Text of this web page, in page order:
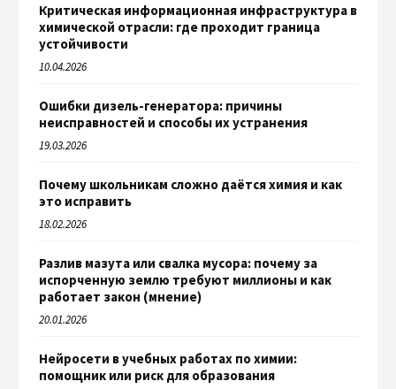
Критическая информационная инфраструктура в
химической отрасли: где проходит граница
устойчивости
10.04.2026
Ошибки дизель-генератора: причины
неисправностей и способы их устранения
19.03.2026
Почему школьникам сложно даётся химия и как
это исправить
18.02.2026
Разлив мазута или свалка мусора: почему за
испорченную землю требуют миллионы и как
работает закон (мнение)
20.01.2026
Нейросети в учебных работах по химии:
помощник или риск для образования